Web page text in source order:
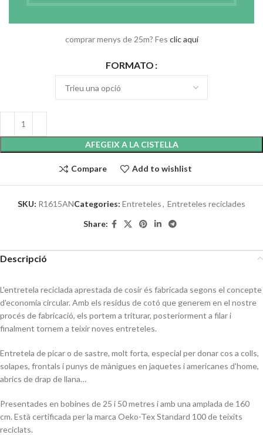
comprar menys de 25m? Fes clic aquí
FORMATO
AFEGEIX A LA CISTELLA
Compare Add to wishlist
SKU: R1615ANCategories: Entreteles, Entreteles reciclades
Share:
Descripció
L'entretela reciclada aprestada de cosir és fabricada segons el concepte
d'economia circular. Amb els residus de cotó que generem en el nostre
procés de fabricació, els portem a triturar, posteriorment a filar i
finalment tornem a teixir noves entreteles.
Entretela de picar o de sastre, molt forta, especial per donar cos a colls,
solapes, frontals i punys de mànigues en jaquetes i americanes d'home,
abrics de drap de llana…
Presentades en bobines de 25 i 50 metres i amb una amplada de 160
cm. Està certificada per la marca Oeko-Tex Standard 100 de teixits
reciclats.